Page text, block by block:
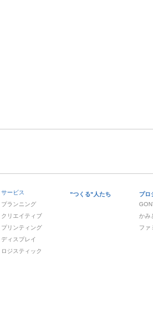
サービス
プランニング
クリエイティブ
プリンティング
ディスプレイ
ロジスティック
"つくる"人たち
プロ
かみ
ファ